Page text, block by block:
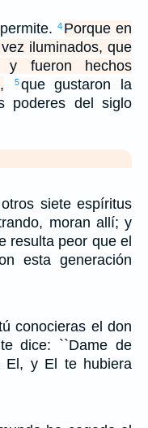
4 Porque en
iluminados, que
y fueron hechos
5que gustaron la
poderes del siglo
siete espíritus
moran allí; y
resulta peor que el
esta generación
conocieras el don
dice: ``Dame de
El, y El te hubiera